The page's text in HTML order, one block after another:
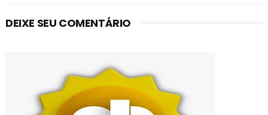
DEIXE SEU COMENTÁRIO